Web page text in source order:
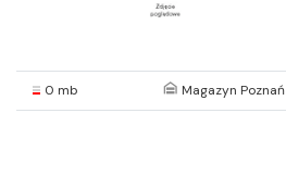
0 mb Magazyn Poznań